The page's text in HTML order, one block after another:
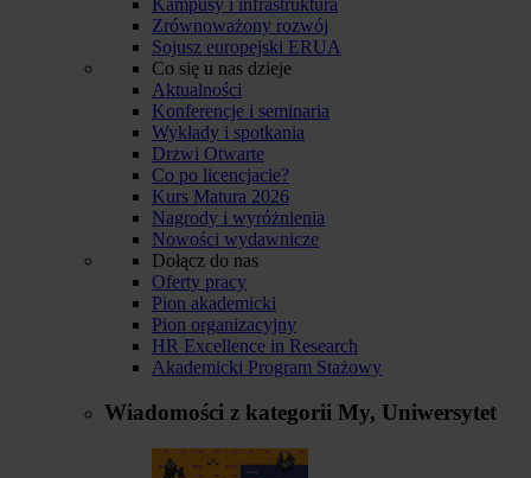
Zrównoważony rozwój
Sojusz europejski ERUA
Co się u nas dzieje
Aktualności
Konferencje i seminaria
Wykłady i spotkania
Drzwi Otwarte
Co po licencjacie?
Kurs Matura 2026
Nagrody i wyróżnienia
Nowości wydawnicze
Dołącz do nas
Oferty pracy
Pion akademicki
Pion organizacyjny
HR Excellence in Research
Akademicki Program Stażowy
Wiadomości z kategorii My, Uniwersytet